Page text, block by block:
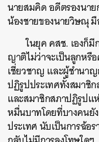
นายสมคิด อดีตรองนาย
น้องชายของนายวิษณุ
ในยุค คสช. เองก็
ญาติไม่ว่าจะเป็นลูกหรื
เชี่ยวชาญ และผู้ชำนา
ปฏิรูปประเทศทั้งสมา
และสมาชิกสภาปฏิรูปแ
หมื่นบาทโดยที่บางคนยั
ประเทศ นับเป็นการฉ้อ